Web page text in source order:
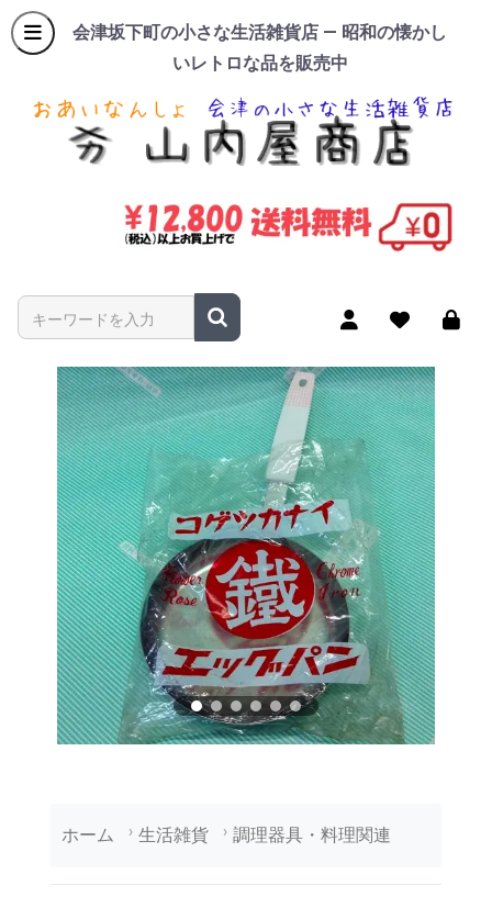
会津坂下町の小さな生活雑貨店 — 昭和の懐かし
いレトロな品を販売中
商品名やキーワードを入力
ホーム 生活雑貨 調理器具・料理関連